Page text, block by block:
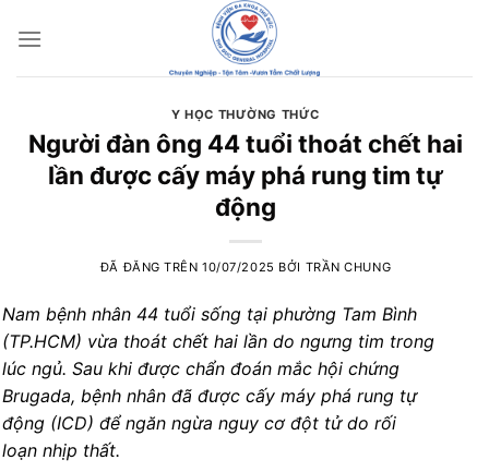
đến
Y HỌC THƯỜNG THỨC
Người đàn ông 44 tuổi thoát chết hai
lần được cấy máy phá rung tim tự
động
ĐÃ ĐĂNG TRÊN10/07/2025 BỞI TRẦN CHUNG
Nam bệnh nhân 44 tuổi sống tại phường Tam Bình
(TP.HCM) vừa thoát chết hai lần do ngưng tim trong
lúc ngủ. Sau khi được chẩn đoán mắc hội chứng
Brugada, bệnh nhân đã được cấy máy phá rung tự
động (ICD) để ngăn ngừa nguy cơ đột tử do rối
loạn nhịp thất.